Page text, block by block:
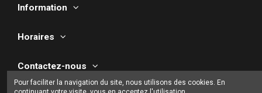
Information
Horaires
Contactez-nous
Pour faciliter la navigation du site, nous utilisons des cookies. En